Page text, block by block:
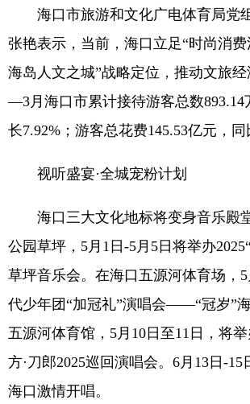
海口市旅游和文化广电体育局党
张艳表示，当前，海口立足“时尚消费
海岛人文之城”战略定位，推动文旅
—3月海口市累计接待游客总数893.14
长7.92%；游客总花费145.53亿元，同
视听盛宴·全城宠粉计划
海口三大文化地标将变身音乐殿
公园草坪，5月1日-5月5日将举办
草坪音乐会。在海口五源河体育场，
代少年团“加冠礼”演唱会——“冠岁”
五源河体育馆，5月10日至11日，将
方·刀郎2025巡回演唱会。6月13日-
海口激情开唱。